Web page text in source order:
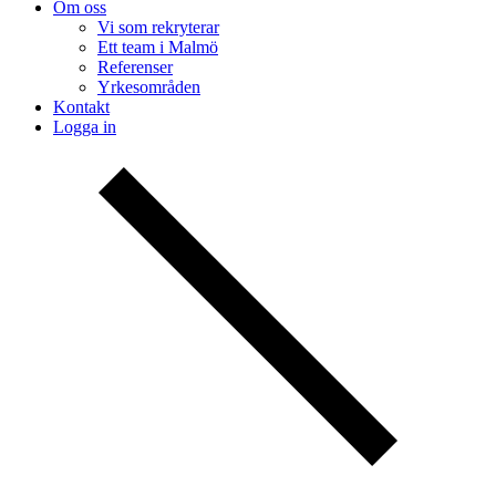
Om oss
Vi som rekryterar
Ett team i Malmö
Referenser
Yrkesområden
Kontakt
Logga in